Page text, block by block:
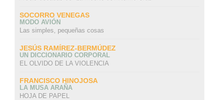
SOCORRO VENEGAS
MODO AVIÓN
Las simples, pequeñas cosas
JESÚS RAMÍREZ-BERMÚDEZ
UN DICCIONARIO CORPORAL
EL OLVIDO DE LA VIOLENCIA
FRANCISCO HINOJOSA
LA MUSA ARAÑA
HOJA DE PAPEL